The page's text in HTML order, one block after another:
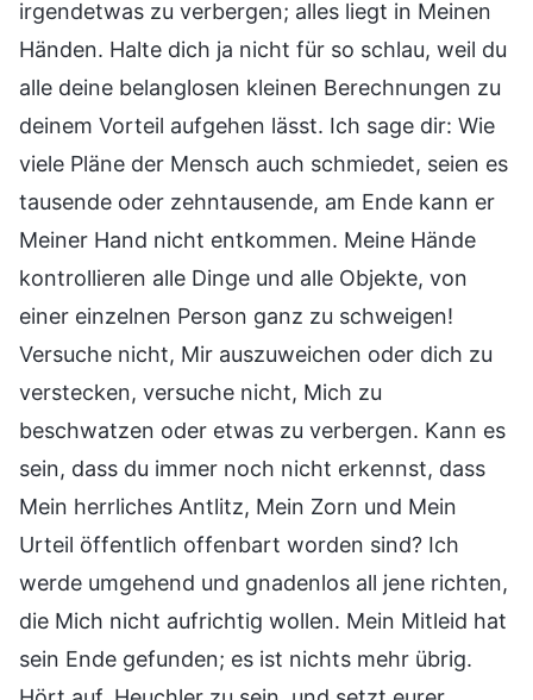
irgendetwas zu verbergen; alles liegt in Meinen
Händen. Halte dich ja nicht für so schlau, weil du
alle deine belanglosen kleinen Berechnungen zu
deinem Vorteil aufgehen lässt. Ich sage dir: Wie
viele Pläne der Mensch auch schmiedet, seien es
tausende oder zehntausende, am Ende kann er
Meiner Hand nicht entkommen. Meine Hände
kontrollieren alle Dinge und alle Objekte, von
einer einzelnen Person ganz zu schweigen!
Versuche nicht, Mir auszuweichen oder dich zu
verstecken, versuche nicht, Mich zu
beschwatzen oder etwas zu verbergen. Kann es
sein, dass du immer noch nicht erkennst, dass
Mein herrliches Antlitz, Mein Zorn und Mein
Urteil öffentlich offenbart worden sind? Ich
werde umgehend und gnadenlos all jene richten,
die Mich nicht aufrichtig wollen. Mein Mitleid hat
sein Ende gefunden; es ist nichts mehr übrig.